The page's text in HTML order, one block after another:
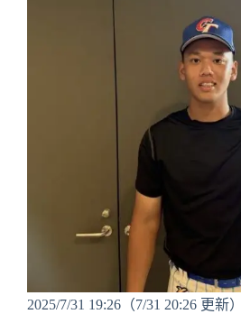
2025/7/31 19:26（7/31 20:26 更新